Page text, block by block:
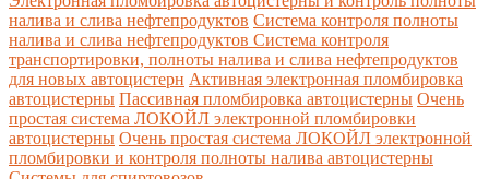
налива и слива нефтепродуктов Система контроля полноты
налива и слива нефтепродуктов Система контроля
транспортировки, полноты налива и слива нефтепродуктов
для новых автоцистерн Активная электронная пломбировка
автоцистерны Пассивная пломбировка автоцистерны Очень
простая система ЛОКОЙЛ электронной пломбировки
автоцистерны Очень простая система ЛОКОЙЛ электронной
пломбировки и контроля полноты налива автоцистерны